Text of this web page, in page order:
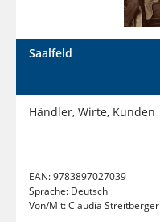
Saalfeld
Händler, Wirte, Kunden
EAN:9783897027039
Sprache: Deutsch
Von/Mit:Claudia Streitberger